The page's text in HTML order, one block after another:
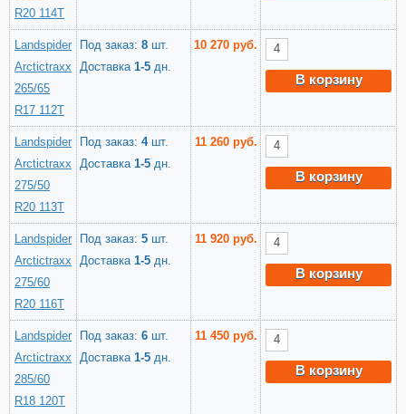
R20 114T
Landspider
Arctictraxx
265/65
R17 112T
Под заказ: 8 шт.
Доставка 1-5 дн.
10 270 руб.
В корзину
Landspider
Arctictraxx
275/50
R20 113T
Под заказ: 4шт.
Доставка 1-5 дн.
11 260 руб.
В корзину
Landspider
Arctictraxx
275/60
R20 116T
Под заказ: 5 шт.
Доставка 1-5 дн.
11 920 руб.
В корзину
Landspider
Arctictraxx
285/60
R18 120T
Под заказ: 6 шт.
Доставка 1-5 дн.
11 450 руб.
В корзину